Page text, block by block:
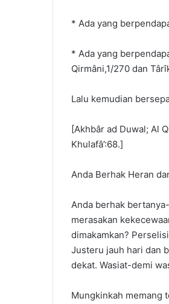
* Ada yang
* Ada yang
Qirmâni,1/270 dan
Lalu kemudian
[Akhbâr ad Duwal; Al
Khulafâ’:68.]
Anda Berhak Heran
Anda berhak
merasakan
dimakamkan?
Justeru jauh hari dan
dekat. Wasiat-demi
Mungkinkah memang